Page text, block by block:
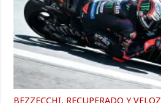
BEZZECCHI, RECUPERADO Y VELOZ